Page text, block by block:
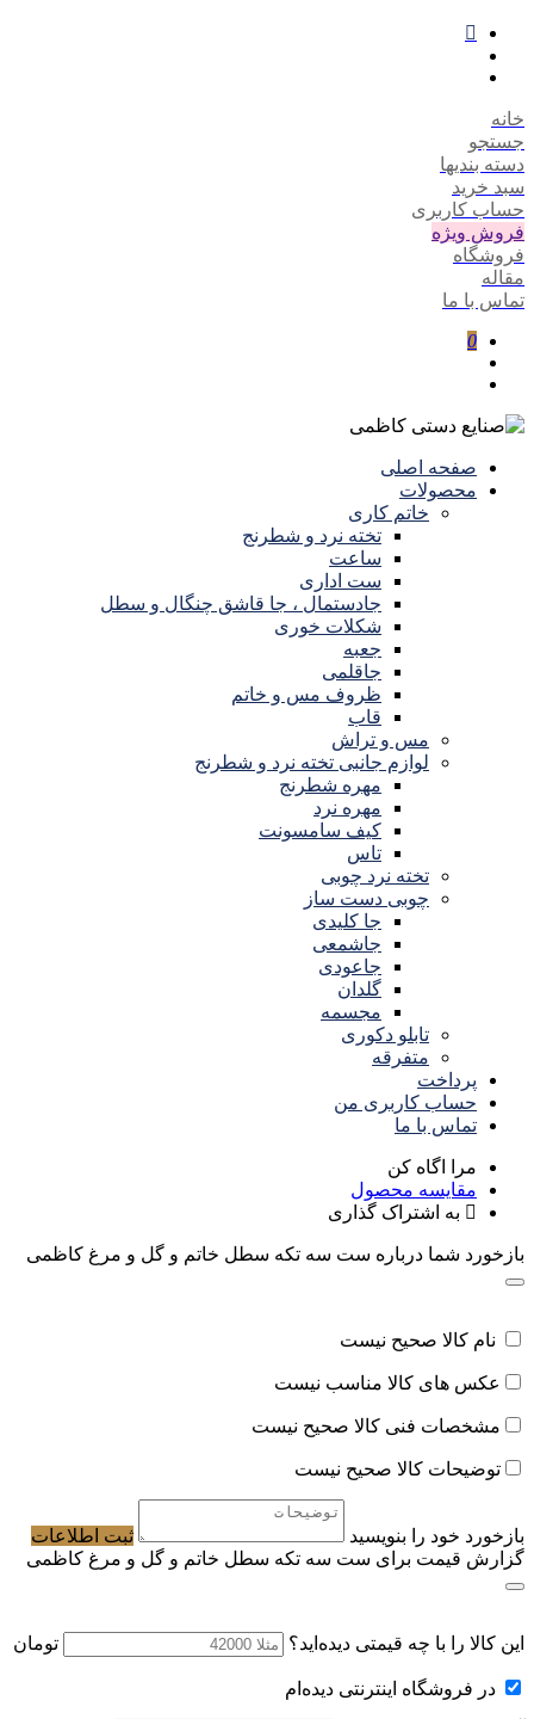
خانه
جستجو
دسته بندیها
سبد خرید
حساب کاربری
فروش ویژه
فروشگاه
مقاله
تماس با ما
0
صفحه اصلی
محصولات
خاتم کاری
تخته نرد و شطرنج
ساعت
ست اداری
جادستمال ، جا قاشق چنگال و سطل
شکلات خوری
جعبه
جاقلمی
ظروف مس و خاتم
قاب
مس و تراش
لوازم جانبی تخته نرد و شطرنج
مهره شطرنج
مهره نرد
کیف سامسونت
تاس
تخته نرد چوبی
چوبی دست ساز
جا کلیدی
جاشمعی
جاعودی
گلدان
مجسمه
تابلو دکوری
متفرقه
پرداخت
حساب کاربری من
تماس با ما
مرا اگاه کن
مقایسه محصول
به اشتراک گذاری
بازخورد شما درباره ست سه تکه سطل خاتم و گل و مرغ کاظمی
نام کالا صحیح نیست
عکس های کالا مناسب نیست
مشخصات فنی کالا صحیح نیست
توضیحات کالا صحیح نیست
بازخورد خود را بنویسید
ثبت اطلاعات
گزارش قیمت برای ست سه تکه سطل خاتم و گل و مرغ کاظمی
این کالا را با چه قیمتی دیده‌اید؟ تومان
در فروشگاه اینترنتی دیده‌ام